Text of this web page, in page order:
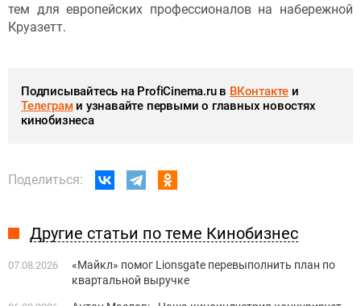
тем для европейских профессионалов на набережной
Круазетт.
Подписывайтесь на ProfiCinema.ru в ВКонтакте и
Телеграми узнавайте первыми о главных новостях
кинобизнеса
Поделиться:
Другие статьи по теме Кинобизнес
07.08.2026
«Майкл» помог Lionsgate перевыполнить план по
квартальной выручке